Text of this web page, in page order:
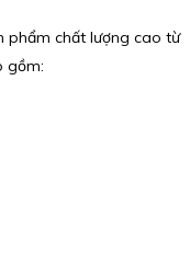
phẩm chất lượng cao từ
gồm: